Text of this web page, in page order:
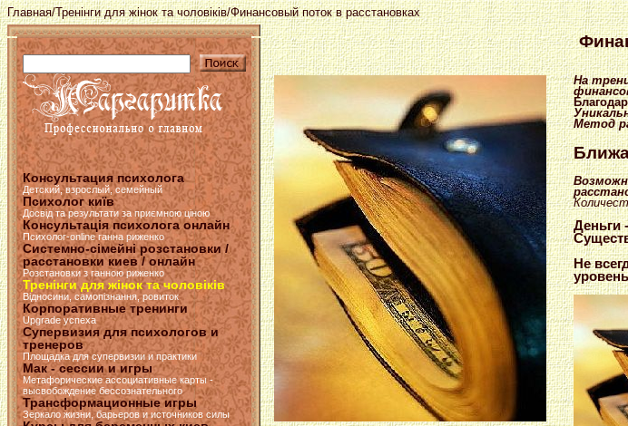
Главная/Тренінги для жінок та чоловіків/Финансовый поток в расстановках
Консультация психолога
Детский, взрослый, семейный
Психолог київ
Досвід та результати за приємною ціною
Консультація психолога онлайн
Психолог-online ганна риженко
Системно-сімейні розстановки /
расстановки киев / онлайн
Розстановки з ганною риженко
Тренінги для жінок та чоловіків
Відносини, самопізнання, ровиток
Корпоративные тренинги
Upgrade успеха
Супервизия для психологов и
тренеров
Площадка для супервизии и практики
Мак - сессии и игры
Метафорические ассоциативные карты -
высвобождение бессознательного
Трансформационные игры
Зеркало жизни, барьеров и источников силы
На
Метод
Деньги
Не